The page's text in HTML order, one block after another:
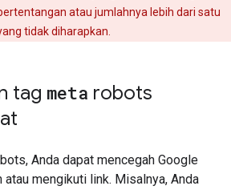
atau jumlahnya lebih dari satu
tidak diharapkan.
tag meta robots
, Anda dapat mencegah Google
atau mengikuti link. Misalnya, Anda